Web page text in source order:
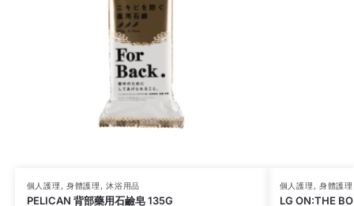
個人護理 , 身體護理 ,沐浴用品
PELICAN 背部藥用石鹼皂 135G
個人護理 , 身體護理
LG ON:THE